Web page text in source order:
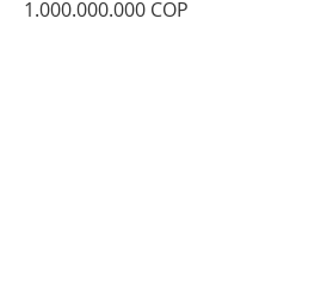
1.000.000.000 COP